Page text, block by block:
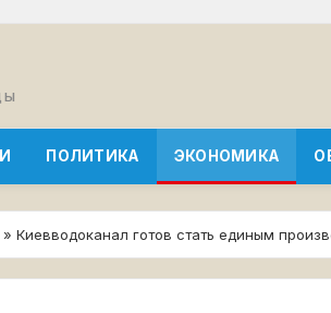
ПОЛИТИКА ЭКОНОМИКА
» Киевводоканал готов стать единым